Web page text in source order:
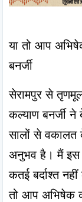
या तो आप
बनर्जी
सेरामपुर से
कल्याण बनर्जी
सालों से वकालत
अनुभव है। मैं इस
कतई बर्दाश्त
तो आप अभिषेक